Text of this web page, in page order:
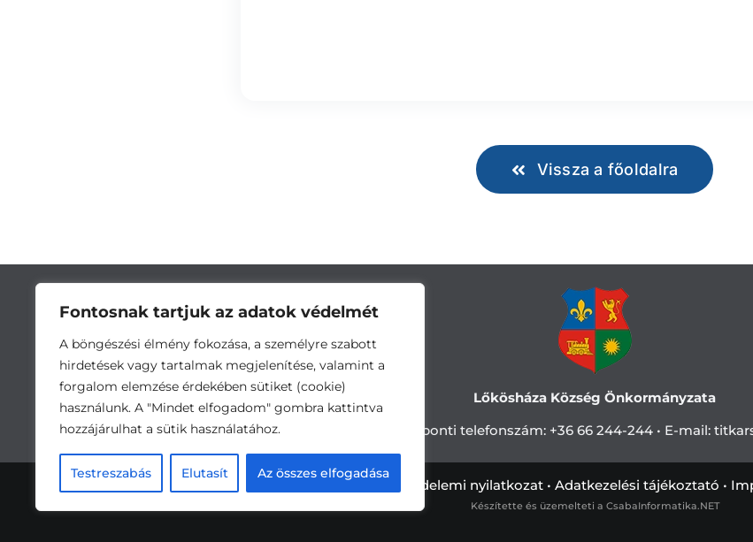
Fontosnak tartjuk az adatok védelmét
A böngészési élmény fokozása, a személyre szabott
hirdetések vagy tartalmak megjelenítése, valamint a
forgalom elemzése érdekében sütiket (cookie)
használunk. A "Mindet elfogadom" gombra kattintva
hozzájárulhat a sütik használatához.
Testreszabás Elutasít Az összes elfogadása
Vissza a főoldalra
Lőkösháza Község Önkormányzata
Cím:5743 Lőkösháza, Eleki út 28. • Központi telefonszám: +36 66 244-244 • E-mail:
Adatvédelemi nyilatkozat • Adatkezelési tájékoztató •
Készítette és üzemelteti a CsabaInformatika.NET